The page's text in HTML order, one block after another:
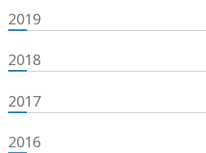
2019
2018
2017
2016